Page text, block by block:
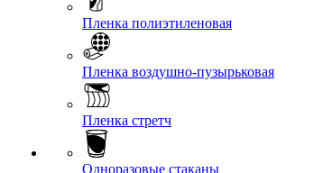
Пленка полиэтиленовая
Пленка воздушно-пузырьковая
Пленка стретч
Одноразовые стаканы